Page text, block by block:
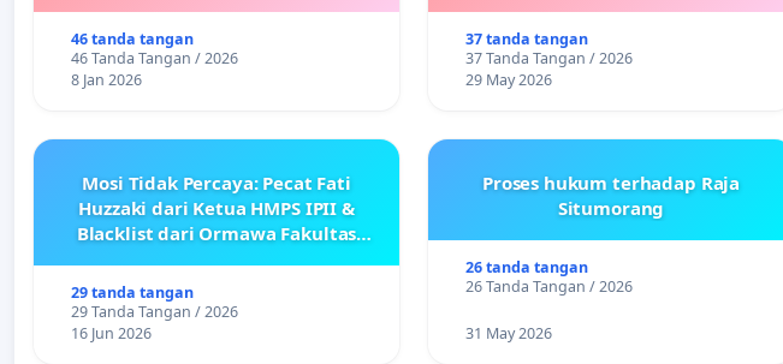
46 tanda tangan
46 Tanda Tangan / 2026
8 Jan 2026
37 tanda tangan
37 Tanda Tangan / 2026
29 May 2026
Mosi Tidak Percaya: Pecat Fati
Huzzaki dari Ketua HMPS IPII &
Blacklist dari Ormawa Fakultas
29 tanda tangan
29 Tanda Tangan / 2026
16 Jun 2026
Proses hukum terhadap Raja
Situmorang
26 tanda tangan
26 Tanda Tangan / 2026
31 May 2026